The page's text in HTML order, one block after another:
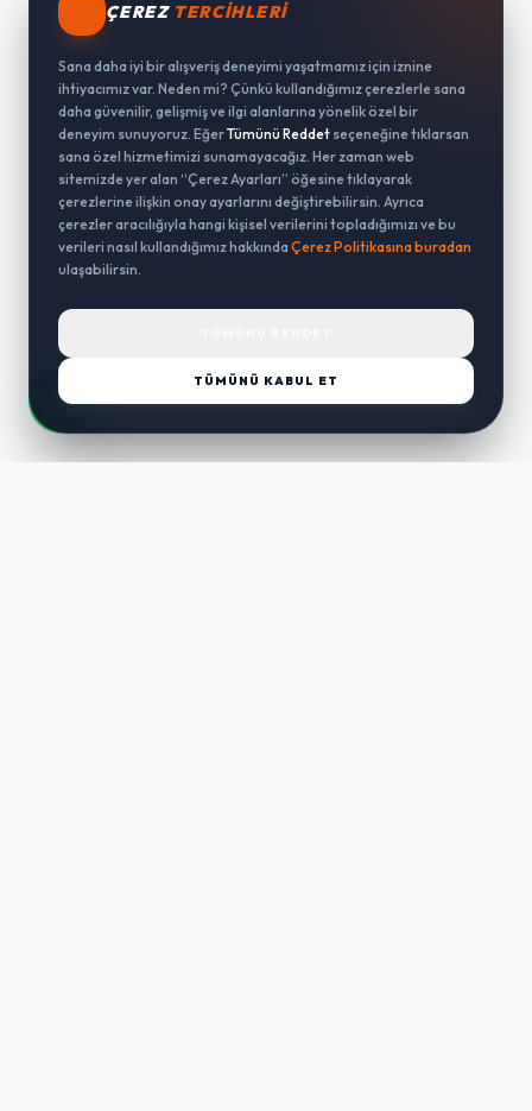
ÇEREZ TERCIHLERI
Sana daha iyi bir alışveriş deneyimi yaşatmamız için iznine
ihtiyacımız var. Neden mi? Çünkü kullandığımız çerezlerle sana
daha güvenilir, gelişmiş ve ilgi alanlarına yönelik özel bir
deneyim sunuyoruz. EğerTümünü Reddet seçeneğine tıklarsan
sana özel hizmetimizi sunamayacağız. Her zaman web
sitemizde yer alan “Çerez Ayarları” öğesine tıklayarak
çerezlerine ilişkin onay ayarlarını değiştirebilirsin. Ayrıca
çerezler aracılığıyla hangi kişisel verilerini topladığımızı ve bu
verileri nasıl kullandığımız hakkında Çerez Politikasına buradan
ulaşabilirsin.
TÜMÜNÜ KABUL ET